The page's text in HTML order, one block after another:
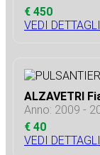
€ 450
VEDI DETTAGLI
ALZAVETRI
Anno: 2009 -
€ 40
VEDI DETTAGLI